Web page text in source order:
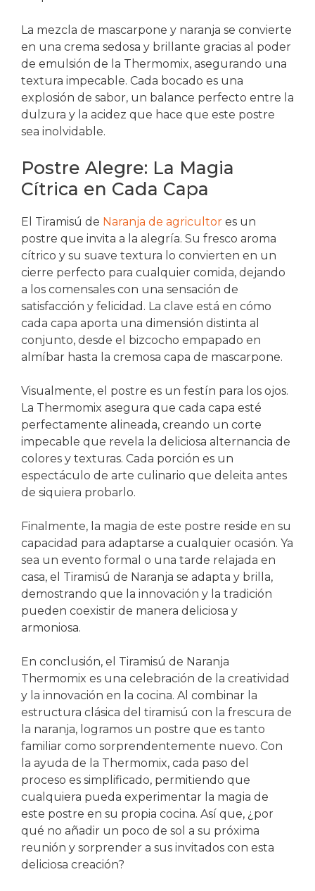
La mezcla de mascarpone y naranja se convierte
en una crema sedosa y brillante gracias al poder
de emulsión de la Thermomix, asegurando una
textura impecable. Cada bocado es una
explosión de sabor, un balance perfecto entre la
dulzura y la acidez que hace que este postre
sea inolvidable.
Postre Alegre: La Magia
Cítrica en Cada Capa
El Tiramisú de Naranja de agricultor es un
postre que invita a la alegría. Su fresco aroma
cítrico y su suave textura lo convierten en un
cierre perfecto para cualquier comida, dejando
a los comensales con una sensación de
satisfacción y felicidad. La clave está en cómo
cada capa aporta una dimensión distinta al
conjunto, desde el bizcocho empapado en
almíbar hasta la cremosa capa de mascarpone.
Visualmente, el postre es un festín para los ojos.
La Thermomix asegura que cada capa esté
perfectamente alineada, creando un corte
impecable que revela la deliciosa alternancia de
colores y texturas. Cada porción es un
espectáculo de arte culinario que deleita antes
de siquiera probarlo.
Finalmente, la magia de este postre reside en su
capacidad para adaptarse a cualquier ocasión. Ya
sea un evento formal o una tarde relajada en
casa, el Tiramisú de Naranja se adapta y brilla,
demostrando que la innovación y la tradición
pueden coexistir de manera deliciosa y
armoniosa.
En conclusión, el Tiramisú de Naranja
Thermomix es una celebración de la creatividad
y la innovación en la cocina. Al combinar la
estructura clásica del tiramisú con la frescura de
la naranja, logramos un postre que es tanto
familiar como sorprendentemente nuevo. Con
la ayuda de la Thermomix, cada paso del
proceso es simplificado, permitiendo que
cualquiera pueda experimentar la magia de
este postre en su propia cocina. Así que, ¿por
qué no añadir un poco de sol a su próxima
reunión y sorprender a sus invitados con esta
deliciosa creación?